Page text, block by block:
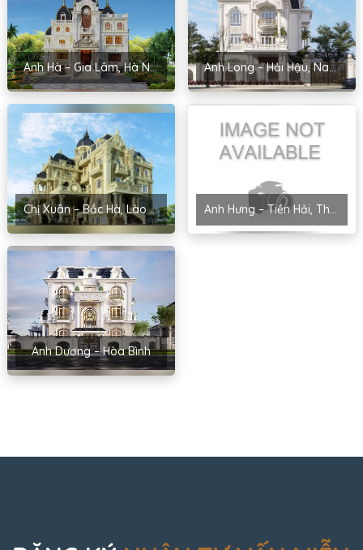
Anh Hà – Gia Lâm, Hà Nội Anh Long – Hải Hậu, Nam Định
Chị Xuân – Bắc Hà, Lào Cai
Anh Dương – Hòa Bình